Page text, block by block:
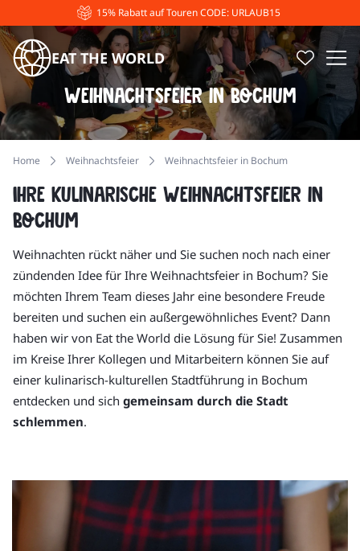
15% Rabatt auf Touren CODE: URLAUB15
EAT THE WORLD
Weihnachtsfeier in Bochum
Home Weihnachtsfeier Weihnachtsfeier in Bochum
Ihre kulinarische Weihnachtsfeier in
Bochum
Weihnachten rückt näher und Sie suchen noch nach einer
zündenden Idee für Ihre Weihnachtsfeier in Bochum? Sie
möchten Ihrem Team dieses Jahr eine besondere Freude
bereiten und suchen ein außergewöhnliches Event? Dann
haben wir von Eat the World die Lösung für Sie! Zusammen
im Kreise Ihrer Kollegen und Mitarbeitern können Sie auf
einer kulinarisch-kulturellen Stadtführung in Bochum
entdecken und sich gemeinsam durch die Stadt
schlemmen.